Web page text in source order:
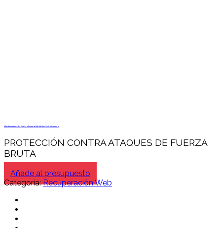
Mantenimiento Web Mensual Multidisc Soluciones 4
PROTECCIÓN CONTRA ATAQUES DE FUERZA
BRUTA
Añade al presupuesto
Categoría:Recuperación Web